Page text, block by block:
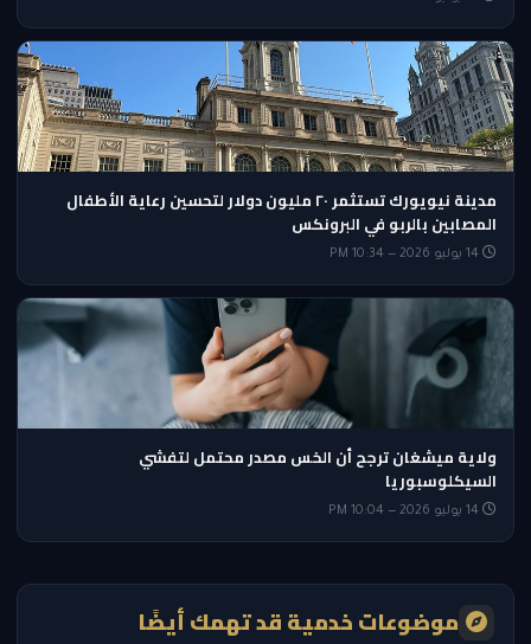
مدينة نيويورك تستثمر ٢٠ مليون دولار لتحسين رعاية الأطفال
المصابين بالربو في البرونكس
ولاية ميشغان ترجح أن الخس مصدر محتمل لتفشي
السيكلوسبوريا
موضوعات خدمية قد تهمك أيضًا